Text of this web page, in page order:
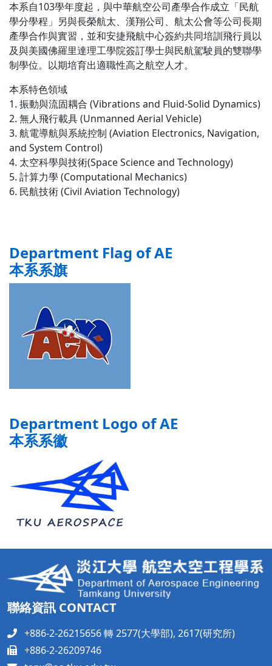
本系自103學年度起，與中華航空公司產學合作成立「民航
學分學程」另與長榮航太、漢翔公司、航太公會等公司長期
產學合作與實習，並和安捷飛航中心簽約共同培訓飛行員以
及與美國佛羅里達理工學院簽訂學士與民航駕駛員的雙聯學
制學位。以期培育出適職性高之航空人才。
本系特色領域
1. 振動與流固耦合 (Vibrations and Fluid-Solid Dynamics)
2. 無人飛行載具 (Unmanned Aerial Vehicle)
3. 航電導航與系統控制 (Aviation Electronics, Navigation,
and System Control)
4. 太空科學與技術(Space Science and Technology)
5. 計算力學 (Computational Mechanics)
6. 民航技術 (Civil Aviation Technology)
Department Flag of AE
本系系旗
Department Logo of AE
本系系徽
聯絡資訊 CONTACT
+886-2-26215656 轉 2577(大學部), 2617(研究所)
+886-2-26209746